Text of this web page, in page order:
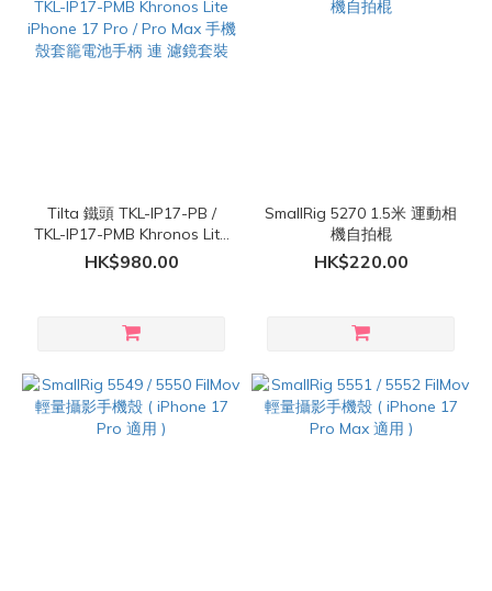
Tilta 鐵頭 TKL-IP17-PB /
TKL-IP17-PMB Khronos Lite
iPhone 17 Pro / Pro Max 手
機殼套籠電池手柄 連 濾鏡套
HK$980.00
SmallRig 5270 1.5米 運動相
機自拍棍
HK$220.00